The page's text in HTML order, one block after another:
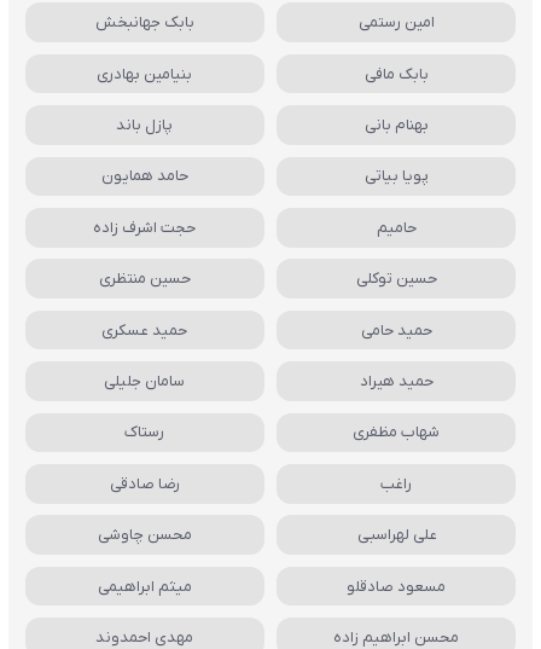
امین رستمی بابک جهانبخش
بابک مافی بنیامین بهادری
بهنام بانی پازل باند
پویا بیاتی حامد همایون
حامیم حجت اشرف زاده
حسین توکلی حسین منتظری
حمید حامی حمید عسکری
حمید هیراد سامان جلیلی
شهاب مظفری رستاک
راغب رضا صادقی
علی لهراسبی محسن چاوشی
مسعود صادقلو میثم ابراهیمی
محسن ابراهیم زاده مهدی احمدوند